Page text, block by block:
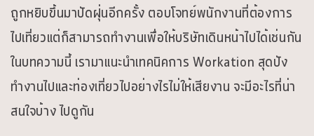
ถูกหยิบขึ้นมาปัดฝุ่นอีกครั้ง ตอบโจทย์พนักงานที่ต้องการ
ไปเที่ยวแต่ก็สามารถทำงานเพื่อให้บริษัทเดินหน้าไปได้เช่นกัน
ในบทความนี้ เรามาแนะนำเทคนิคการ Workation สุดปัง
ทำงานไปและท่องเที่ยวไปอย่างไรไม่ให้เสียงาน จะมีอะไรที่น่า
สนใจบ้าง ไปดูกัน